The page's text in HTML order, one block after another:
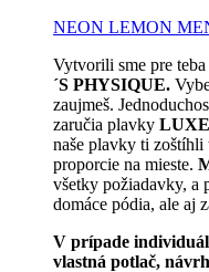
NEON LEMON
Vytvorili sme pre
´S PHYSIQUE.
zaujmeš.
zaručia plavky
naše plavky ti zoštíhli
proporcie na mieste.
všetky požiadavky, a
domáce pódia, ale aj
V prípade
vlastná potlač,